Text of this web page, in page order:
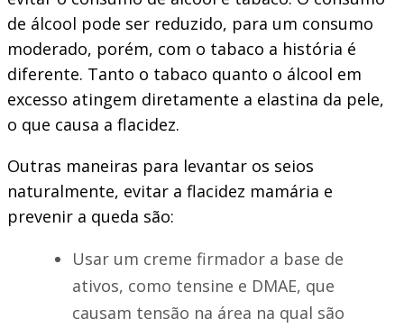
de álcool pode ser reduzido, para um consumo
moderado, porém, com o tabaco a história é
diferente. Tanto o tabaco quanto o álcool em
excesso atingem diretamente a elastina da pele,
o que causa a flacidez.
Outras maneiras para levantar os seios
naturalmente, evitar a flacidez mamária e
prevenir a queda são:
Usar um creme firmador a base de
ativos, como tensine e DMAE, que
causam tensão na área na qual são